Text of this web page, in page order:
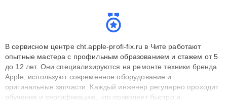
В сервисном центре cht.apple-profi-fix.ru в Чите работают
опытные мастера с профильным образованием и стажем от 5
до 12 лет. Они специализируются на ремонте техники бренда
Apple, используют современное оборудование и
оригинальные запчасти. Каждый инженер регулярно проходит
обучение и сертификацию, что позволяет быстро и